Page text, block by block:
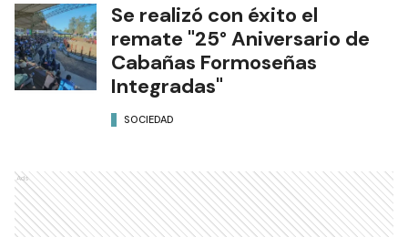
Se realizó con éxito el
remate "25° Aniversario de
Cabañas Formoseñas
Integradas"
SOCIEDAD
Ads